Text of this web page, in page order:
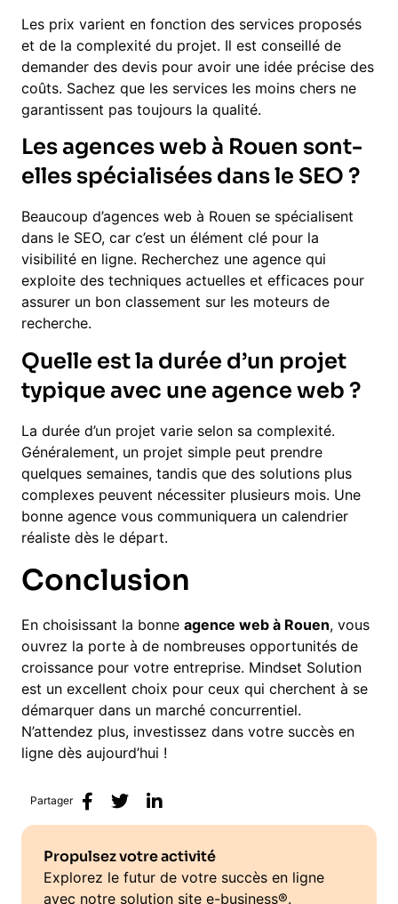
Les prix varient en fonction des services proposés
et de la complexité du projet. Il est conseillé de
demander des devis pour avoir une idée précise des
coûts. Sachez que les services les moins chers ne
garantissent pas toujours la qualité.
Les agences web à Rouen sont-
elles spécialisées dans le SEO ?
Beaucoup d’agences web à Rouen se spécialisent
dans le SEO, car c’est un élément clé pour la
visibilité en ligne. Recherchez une agence qui
exploite des techniques actuelles et efficaces pour
assurer un bon classement sur les moteurs de
recherche.
Quelle est la durée d’un projet
typique avec une agence web ?
La durée d’un projet varie selon sa complexité.
Généralement, un projet simple peut prendre
quelques semaines, tandis que des solutions plus
complexes peuvent nécessiter plusieurs mois. Une
bonne agence vous communiquera un calendrier
réaliste dès le départ.
Conclusion
En choisissant la bonne agence web à Rouen, vous
ouvrez la porte à de nombreuses opportunités de
croissance pour votre entreprise. Mindset Solution
est un excellent choix pour ceux qui cherchent à se
démarquer dans un marché concurrentiel.
N’attendez plus, investissez dans votre succès en
ligne dès aujourd’hui !
Partager
Propulsez votre activité
Explorez le futur de votre succès en ligne
avec notre solution site e-business®.